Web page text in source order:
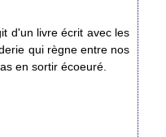
d'un livre écrit avec les
qui règne entre nos
en sortir écoeuré.